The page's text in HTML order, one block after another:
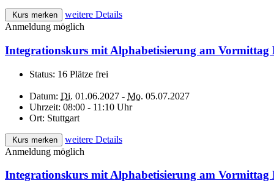
Kurs merken
weitere Details
Anmeldung möglich
Integrationskurs mit Alphabetisierung am Vormittag
Status: 16 Plätze frei
Datum: Di. 01.06.2027 - Mo. 05.07.2027
Uhrzeit: 08:00 - 11:10 Uhr
Ort: Stuttgart
Kurs merken
weitere Details
Anmeldung möglich
Integrationskurs mit Alphabetisierung am Vormittag